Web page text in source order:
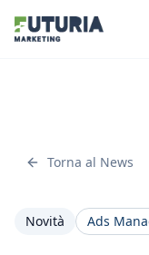
Torna al News
Novità Ads